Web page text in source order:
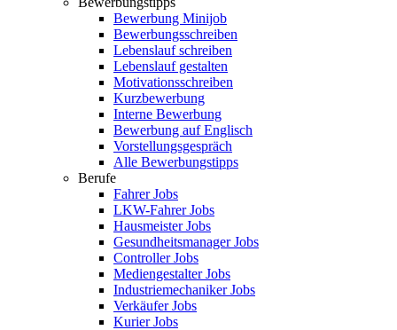
Bewerbung Minijob
Bewerbungsschreiben
Lebenslauf schreiben
Lebenslauf gestalten
Motivationsschreiben
Kurzbewerbung
Interne Bewerbung
Bewerbung auf Englisch
Vorstellungsgespräch
Alle Bewerbungstipps
Berufe
Fahrer Jobs
LKW-Fahrer Jobs
Hausmeister Jobs
Gesundheitsmanager Jobs
Controller Jobs
Mediengestalter Jobs
Industriemechaniker Jobs
Verkäufer Jobs
Kurier Jobs